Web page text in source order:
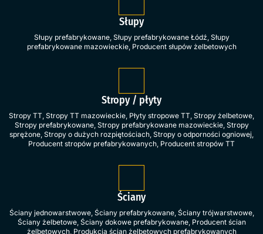
Słupy
Słupy prefabrykowane, Słupy prefabrykowane Łódź, Słupy
prefabrykowane mazowieckie, Producent słupów żelbetowych
Stropy / płyty
Stropy TT, Stropy TT mazowieckie, Płyty stropowe TT, Stropy żelbetowe,
Stropy prefabrykowane, Stropy prefabrykowane mazowieckie, Stropy
sprężone, Stropy o dużych rozpiętościach, Stropy o odporności ogniowej,
Producent stropów prefabrykowanych, Producent stropów TT
Ściany
Ściany jednowarstwowe, Ściany prefabrykowane, Ściany trójwarstwowe,
Ściany żelbetowe, Ściany dokowe prefabrykowane, Producent ścian
żelbetowych, Produkcja ścian żelbetowych prefabrykowanych